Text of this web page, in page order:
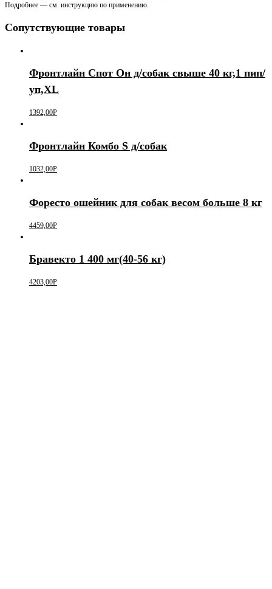
Подробнее — см. инструкцию по применению.
Сопутствующие товары
Фронтлайн Спот Он д/собак свыше 40 кг,1 пип/
уп,XL
1392,00Р
Фронтлайн Комбо S д/собак
1032,00Р
Форесто ошейник для собак весом больше 8 кг
4459,00Р
Бравекто 1 400 мг(40-56 кг)
4203,00Р